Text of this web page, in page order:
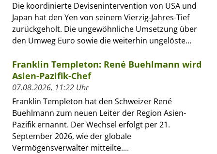
Die koordinierte Devisenintervention von USA und
Japan hat den Yen von seinem Vierzig-Jahres-Tief
zurückgeholt. Die ungewöhnliche Umsetzung über
den Umweg Euro sowie die weiterhin ungelöste...
Franklin Templeton: René Buehlmann wird
Asien-Pazifik-Chef
07.08.2026, 11:22 Uhr
Franklin Templeton hat den Schweizer René
Buehlmann zum neuen Leiter der Region Asien-
Pazifik ernannt. Der Wechsel erfolgt per 21.
September 2026, wie der globale
Vermögensverwalter mitteilte....